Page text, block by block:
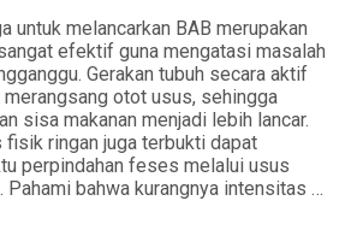
untuk melancarkan BAB merupakan
efektif guna mengatasi masalah
Gerakan tubuh secara aktif
otot usus, sehingga
sisa makanan menjadi lebih lancar.
ringan juga terbukti dapat
perpindahan feses melalui usus
Pahami bahwa kurangnya intensitas …